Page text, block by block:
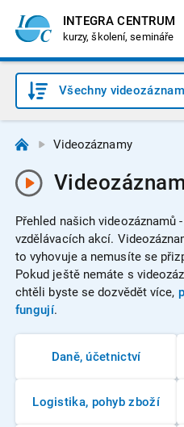
INTEGRA CENTRUM
kurzy, školení, semináře
Všechny
Videozáznamy
Přehled našich videozáznamů
vzdělávacích akcí.
to vyhovuje a nemusíte se
Pokud ještě nemáte s
chtěli byste se dozvědět více,
fungují.
Daně, účetnictví
Logistika, pohyb zboží